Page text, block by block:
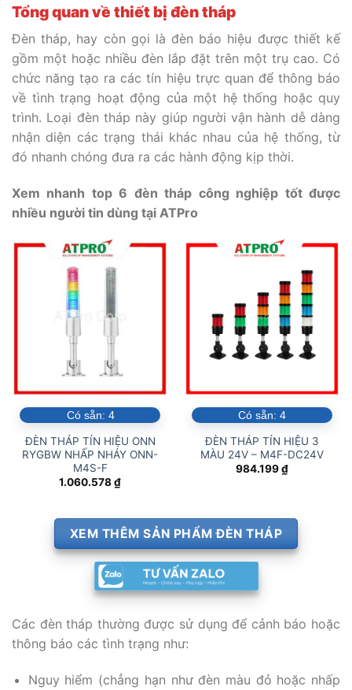
Tổng quan về thiết bị đèn tháp
Đèn tháp, hay còn gọi là đèn báo hiệu được thiết kế
gồm một hoặc nhiều đèn lắp đặt trên một trụ cao. Có
chức năng tạo ra các tín hiệu trực quan để thông báo
về tình trạng hoạt động của một hệ thống hoặc quy
trình. Loại đèn tháp này giúp người vận hành dễ dàng
nhận diện các trạng thái khác nhau của hệ thống, từ
đó nhanh chóng đưa ra các hành động kịp thời.
Xem nhanh top 6 đèn tháp công nghiệp tốt được
nhiều người tin dùng tại ATPro
Có sẵn: 4
ĐÈN THÁP TÍN HIỆU ONN
RYGBW NHẤP NHÁY ONN-
M4S-F
1.060.578₫
Có sẵn: 4
ĐÈN THÁP TÍN HIỆU 3
MÀU 24V – M4F-DC24V
984.199₫
XEM THÊM SẢN PHẨM ĐÈN THÁP
Các đèn tháp thường được sử dụng để cảnh báo hoặc
thông báo các tình trạng như:
Nguy hiểm (chẳng hạn như đèn màu đỏ hoặc nhấp